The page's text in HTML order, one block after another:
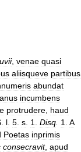
, venae quasi
aliisqueve partibus
abundat
incumbens
protrudere haud
l 5 s 1 Disq 1
A
Poetas inprimis
consecravit, apud